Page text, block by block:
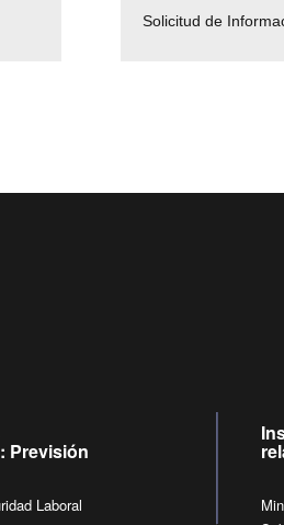
Solicitud de
Pago Proveedores
Previsión
Laboral